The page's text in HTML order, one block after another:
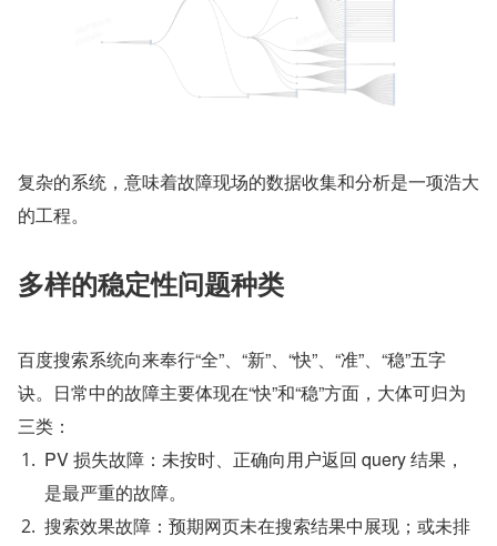
复杂的系统，意味着故障现场的数据收集和分析是一项浩大
的工程。
多样的稳定性问题种类
百度搜索系统向来奉行“全”、“新”、“快”、“准”、“稳”五字
诀。日常中的故障主要体现在“快”和“稳”方面，大体可归为
三类：
PV 损失故障：未按时、正确向用户返回 query 结果，
是最严重的故障。
搜索效果故障：预期网页未在搜索结果中展现；或未排